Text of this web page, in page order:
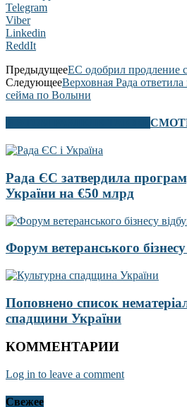
Telegram
Viber
Linkedin
ReddIt
ПредыдущееЕС одобрил продление
СледующееВерховная Рада
сейма по Волыни
Рада ЄС затвердила
України на €50 млрд
Форум ветеранського
Поповнено список
спадщини України
КОММЕНТАРИИ
Log in to leave a comment
Свежее